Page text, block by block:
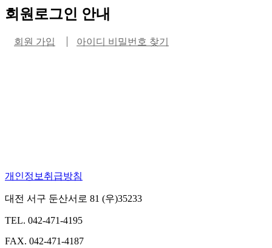
회원로그인 안내
회원 가입 아이디 비밀번호 찾기
개인정보취급방침
대전 서구 둔산서로 81 (우)35233
TEL. 042-471-4195
FAX. 042-471-4187